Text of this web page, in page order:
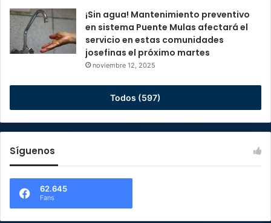
¡Sin agua! Mantenimiento preventivo
en sistema Puente Mulas afectará el
servicio en estas comunidades
josefinas el próximo martes
noviembre 12, 2025
Todos (597)
Síguenos
62.645
Fans